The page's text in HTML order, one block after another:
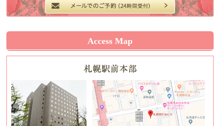
Access Map